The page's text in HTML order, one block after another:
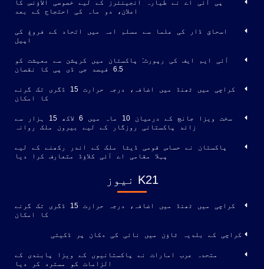
پی آئی اے نے طیارہ انجینئرز کے لیے خصوصی الاؤنس کا
اعلان، دو ماہ کی احتجاج کے بعد
اسحاق ڈار کی علما سے مسلم امہ میں اتحاد کے فروغ کی
اپیل
آئی ایم ایف کی رپورٹ: پاکستان میں کرپشن سے معیشت کو
6.5 فیصد جی ڈی پی کا نقصان
کراچی میں ٹھنڈ میں اضافہ، درجہ حرارت 15 ڈگری تک گرنے
کا امکان
سخت ویزا جانچ کے درمیان 10 ماہ میں 6 لاکھ 15 ہزار سے
زائد پاکستانی روزگار کے لیے بیرون ملک روانہ
پاکستان نے حساس قومی ڈیٹا ملک کے اندر رکھنے کے لیے
پہلا مقامی اے آئی کلاؤڈ متعارف کرا دیا
K21 نیوز
کراچی میں ٹھنڈ میں اضافہ، درجہ حرارت 15 ڈگری تک گرنے
کا امکان
کراچی کے بلدیہ ٹاؤن میں نائی کی دکان پر ڈکیتی
متحدہ عرب امارات نے پاکستانیوں کے ویزا پابندی کے
الزامات کو مسترد کر دیا